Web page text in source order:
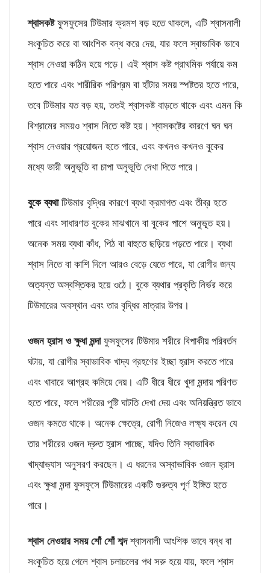
শ্বাসকষ্টফুসফুসের টিউমার ক্রমশ বড় হতে থাকলে, এটি শ্বাসনালী
সংকুচিত করে বা আংশিক বন্ধ করে দেয়, যার ফলে স্বাভাবিক ভাবে
শ্বাস নেওয়া কঠিন হয়ে পড়ে। এই শ্বাস কষ্ট প্রাথমিক পর্যায়ে কম
হতে পারে এবং শারীরিক পরিশ্রম বা হাঁটার সময় স্পষ্টতর হতে পারে,
তবে টিউমার যত বড় হয়, ততই শ্বাসকষ্ট বাড়তে থাকে এবং এমন কি
বিশ্রামের সময়ও শ্বাস নিতে কষ্ট হয়। শ্বাসকষ্টের কারণে ঘন ঘন
শ্বাস নেওয়ার প্রয়োজন হতে পারে, এবং কখনও কখনও বুকের
মধ্যে ভারী অনুভূতি বা চাপা অনুভূতি দেখা দিতে পারে।
বুকে ব্যথাটিউমার বৃদ্ধির কারণে ব্যথা ক্রমাগত এবং তীব্র হতে
পারে এবং সাধারণত বুকের মাঝখানে বা বুকের পাশে অনুভূত হয়।
অনেক সময় ব্যথা কাঁধ, পিঠ বা বাহুতে ছড়িয়ে পড়তে পারে। ব্যথা
শ্বাস নিতে বা কাশি দিলে আরও বেড়ে যেতে পারে, যা রোগীর জন্য
অত্যন্ত অস্বস্তিকর হয়ে ওঠে। বুকে ব্যথার প্রকৃতি নির্ভর করে
টিউমারের অবস্থান এবং তার বৃদ্ধির মাত্রার উপর।
ওজন হ্রাস ও ক্ষুধা মন্দাফুসফুসের টিউমার শরীরে বিপাকীয় পরিবর্তন
ঘটায়, যা রোগীর স্বাভাবিক খাদ্য গ্রহণের ইচ্ছা হ্রাস করতে পারে
এবং খাবারে আগ্রহ কমিয়ে দেয়। এটি ধীরে ধীরে খুদা মন্দায় পরিণত
হতে পারে, ফলে শরীরের পুষ্টি ঘাটতি দেখা দেয় এবং অনিয়ন্ত্রিত ভাবে
ওজন কমতে থাকে। অনেক ক্ষেত্রে, রোগী নিজেও লক্ষ্য করেন যে
তার শরীরের ওজন দ্রুত হ্রাস পাচ্ছে, যদিও তিনি স্বাভাবিক
খাদ্যাভ্যাস অনুসরণ করছেন। এ ধরনের অস্বাভাবিক ওজন হ্রাস
এবং ক্ষুধা মন্দা ফুসফুসে টিউমারের একটি গুরুত্ব পূর্ণ ইঙ্গিত হতে
পারে।
শ্বাস নেওয়ার সময় শোঁ শোঁ শব্দশ্বাসনালী আংশিক ভাবে বন্ধ বা
সংকুচিত হয়ে গেলে শ্বাস চলাচলের পথ সরু হয়ে যায়, ফলে শ্বাস